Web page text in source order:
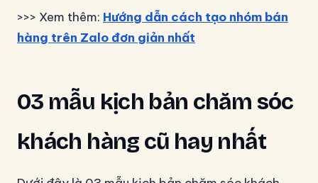
>>> Xem thêm: Hướng dẫn cách tạo nhóm bán
hàng trên Zalo đơn giản nhất
03 mẫu kịch bản chăm sóc
khách hàng cũ hay nhất